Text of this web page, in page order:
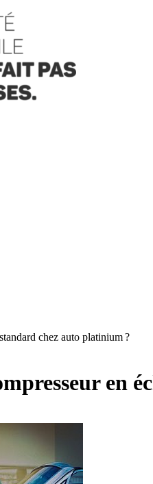
chez auto platinium ?
en